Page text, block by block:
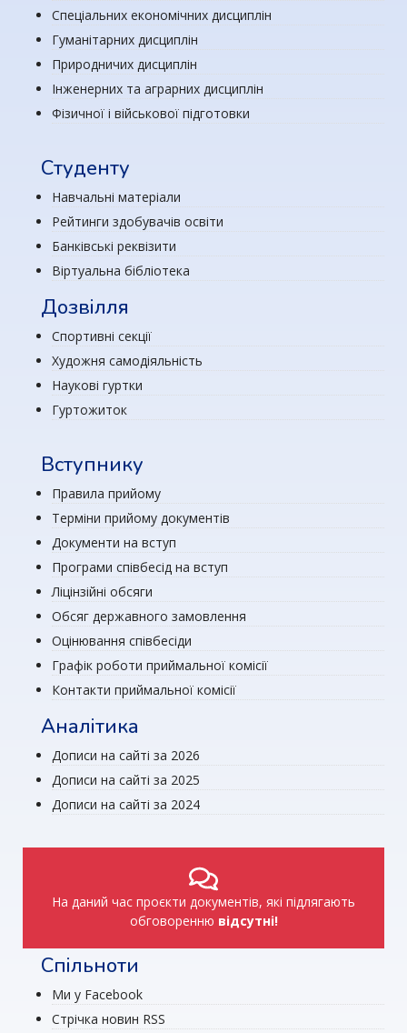
Спеціальних економічних дисциплін
Гуманітарних дисциплін
Природничих дисциплін
Інженерних та аграрних дисциплін
Фізичної і військової підготовки
Студенту
Навчальні матеріали
Рейтинги здобувачів освіти
Банківські реквізити
Віртуальна бібліотека
Дозвілля
Спортивні секції
Художня самодіяльність
Наукові гуртки
Гуртожиток
Вступнику
Правила прийому
Терміни прийому документів
Документи на вступ
Програми співбесід на вступ
Ліцінзійні обсяги
Обсяг державного замовлення
Оцінювання співбесіди
Графік роботи приймальної комісії
Контакти приймальної комісії
Аналітика
Дописи на сайті за 2026
Дописи на сайті за 2025
Дописи на сайті за 2024
На даний час проєкти документів, які підлягають
обговоренню відсутні!
Спільноти
Ми у Facebook
Стрічка новин RSS